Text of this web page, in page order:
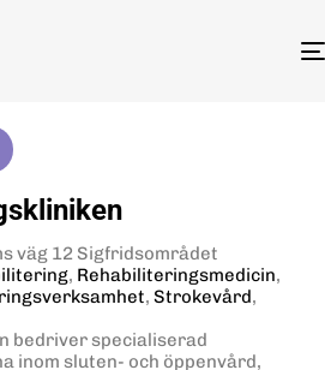
väg 12 Sigfridsområdet
, Rehabiliteringsmedicin,
, Strokevård,
bedriver specialiserad
inom sluten- och öppenvård,